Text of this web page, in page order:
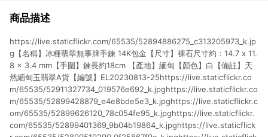
商品描述
https://live.staticflickr.com/65535/52894886275_c313205973_k.jp
g【名稱】冰種翡翠無事牌手鍊 14K包金【尺寸】裸石尺寸約：14.7 x 11.
8 x 3.4 mm【手圍】鍊長約18cm 【產地】緬甸【顏色】白【備註】天
然緬甸玉翡翠A貨【編號】EL20230813-25https://live.staticflickr.co
m/65535/52911327734_019576e692_k.jpghttps://live.staticflickr.co
m/65535/52899428879_e4e8bde5e3_k.jpghttps://live.staticflickr.c
om/65535/52899626120_78c054fe95_k.jpghttps://live.staticflickr.
com/65535/52899401369_9b04b19864_k.jpghttps://live.staticflick